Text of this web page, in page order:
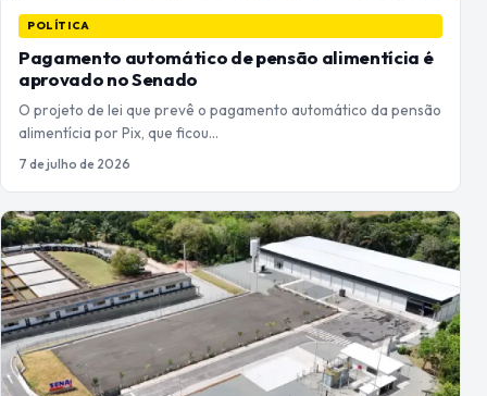
POLÍTICA
Pagamento automático de pensão alimentícia é
aprovado no Senado
O projeto de lei que prevê o pagamento automático da pensão
alimentícia por Pix, que ficou…
7 de julho de 2026